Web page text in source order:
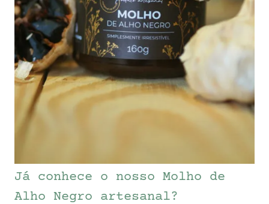
Já conhece o nosso Molho de
Alho Negro artesanal?